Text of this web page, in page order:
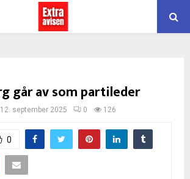
går av som partileder
12. september 2025 0 126
0